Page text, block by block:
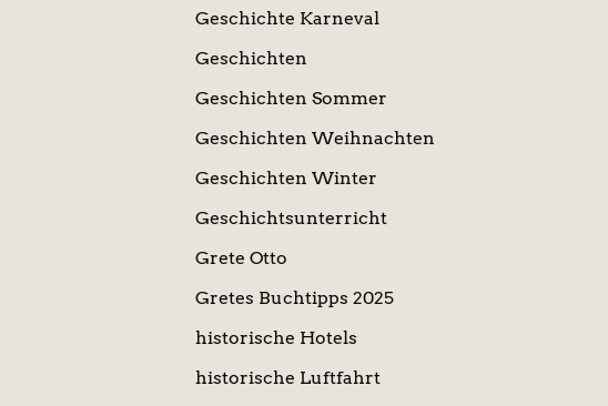
Geschichte Karneval
Geschichten
Geschichten Sommer
Geschichten Weihnachten
Geschichten Winter
Geschichtsunterricht
Grete Otto
Gretes Buchtipps 2025
historische Hotels
historische Luftfahrt